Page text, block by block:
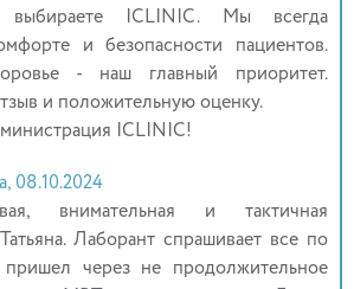
выбираете ICLINIC. Мы всегда
и безопасности пациентов.
- наш главный приоритет.
и положительную оценку.
ICLINIC!
08.10.2024
внимательная и тактичная
Лаборант спрашивает все по
пришел через не продолжительное